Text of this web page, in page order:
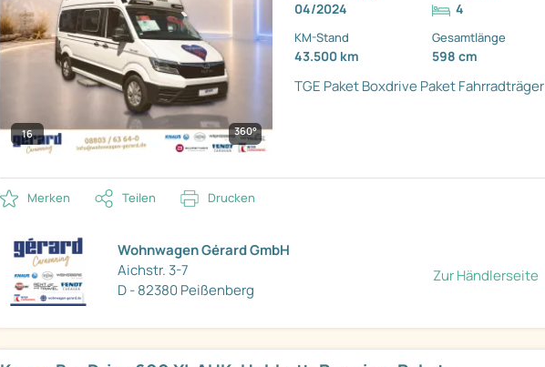
16 360°
04/2024 4
KM-Stand
43.500 km
Gesamtlänge
598 cm
TGE PaketBoxdrive PaketFahrradträger
Merken Teilen Drucken
Wohnwagen Gérard GmbH
Aichstr. 3-7
D - 82380 Peißenberg
Zur Händlerseite